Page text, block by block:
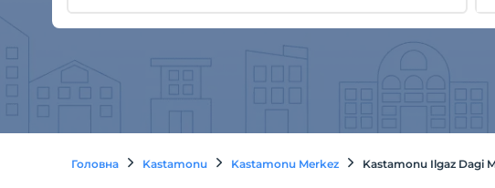
Головна Kastamonu Kastamonu Merkez Kastamonu Ilgaz Dagi